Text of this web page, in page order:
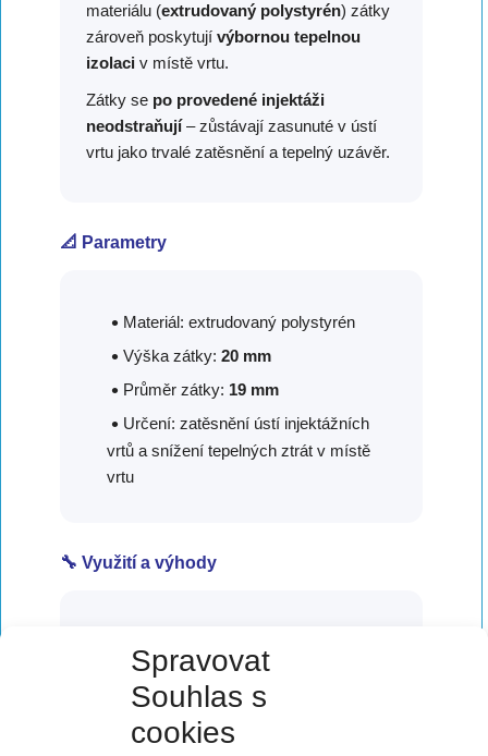
Spravovat
Souhlas s
cookies
materiálu (extrudovaný polystyrén) zátky
zároveň poskytují výbornou tepelnou
izolaci v místě vrtu.
Zátky se po provedené injektáži
neodstraňují– zůstávají zasunuté v ústí
vrtu jako trvalé zatěsnění a tepelný uzávěr.
📐 Parametry
Materiál: extrudovaný polystyrén
Výška zátky: 20 mm
Průměr zátky: 19 mm
Určení: zatěsnění ústí injektážních
vrtů a snížení tepelných ztrát v místě
vrtu
🔧 Využití a výhody
injektážního krému z ústí vrtu během i
po aplikaci.
Zajišťuje esteticky čisté zakončení